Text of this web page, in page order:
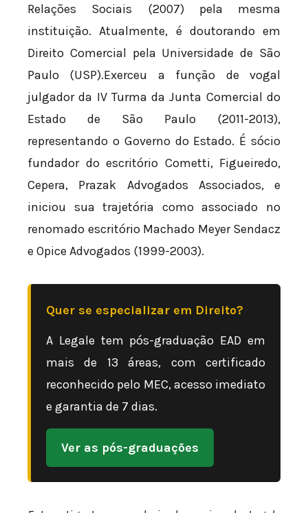
Relações Sociais (2007) pela mesma
instituição. Atualmente, é doutorando em
Direito Comercial pela Universidade de São
Paulo (USP).Exerceu a função de vogal
julgador da IV Turma da Junta Comercial do
Estado de São Paulo (2011-2013),
representando o Governo do Estado. É sócio
fundador do escritório Cometti, Figueiredo,
Cepera, Prazak Advogados Associados, e
iniciou sua trajetória como associado no
renomado escritório Machado Meyer Sendacz
e Opice Advogados (1999-2003).
Quer se especializar em Direito?
A Legale tem pós-graduação EAD em
mais de 13 áreas, com certificado
reconhecido pelo MEC, acesso imediato
e garantia de 7 dias.
Ver as pós-graduações